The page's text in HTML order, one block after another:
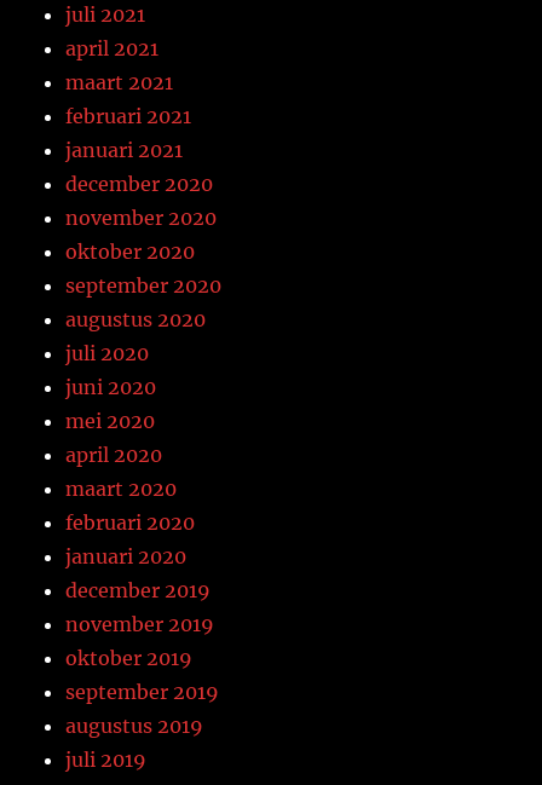
juli 2021
april 2021
maart 2021
februari 2021
januari 2021
december 2020
november 2020
oktober 2020
september 2020
augustus 2020
juli 2020
juni 2020
mei 2020
april 2020
maart 2020
februari 2020
januari 2020
december 2019
november 2019
oktober 2019
september 2019
augustus 2019
juli 2019